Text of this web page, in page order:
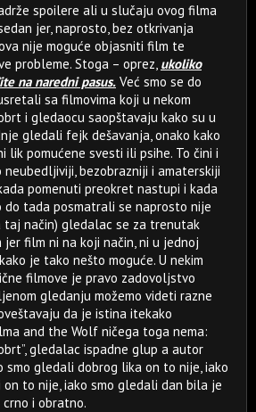
spoilere ali u slučaju ovog filma
jer, naprosto, bez otkrivanja
nije moguće objasniti film te
probleme. Stoga – oprez, ukoliko
na naredni pasus. Već smo se do
sa filmovima koji u nekom
i gledaocu saopštavaju kako su u
gledali fejk dešavanja, onako kako
lik pomućene svesti ili psihe. To čini i
bezobrazniji i amaterskiji
pomenuti preokret nastupi i kada
do tada posmatrali se naprosto nije
taj način) gledalac se za trenutak
jer film ni na koji način, ni u jednoj
je tako nešto moguće. U nekim
filmove je pravo zadovoljstvo
gledanju možemo videti razne
da je istina itekako
and the Wolf ničega toga nema:
gledalac ispadne glup a autor
smo gledali dobrog lika on to nije, iako
to nije, iako smo gledali dan bila je
i obratno.